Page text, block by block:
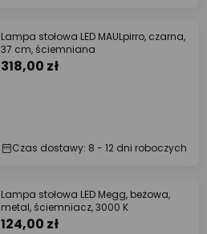
Lampa stołowa LED MAULpirro, czarna,
37 cm, ściemniana
318,00 zł
Czas dostawy: 8 - 12 dni roboczych
Lampa stołowa LED Megg, beżowa,
metal, ściemniacz, 3000 K
124,00 zł